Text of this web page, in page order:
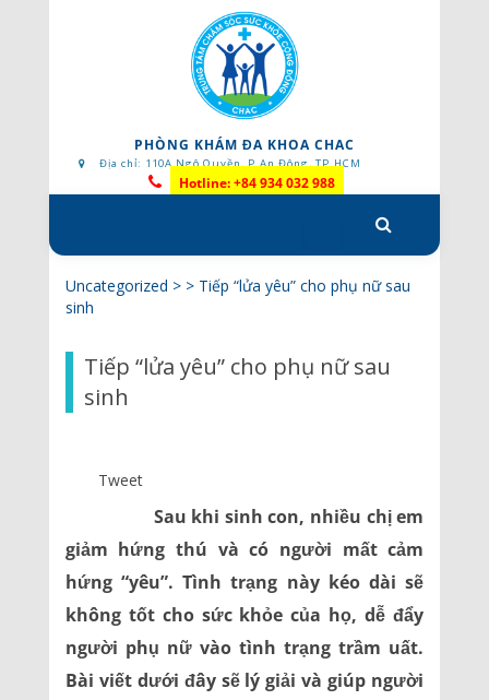
PHÒNG KHÁM ĐA KHOA CHAC
Địa chỉ: 110A Ngô Quyền, P.An Đông, TP.HCM
Hotline: +84 934 032 988
to
content
Uncategorized > > Tiếp “lửa yêu” cho phụ nữ sau
sinh
Tiếp “lửa yêu” cho phụ nữ sau
sinh
Tweet
Sau khi sinh con, nhiều chị em
giảm hứng thú và có người mất cảm
hứng “yêu”. Tình trạng này kéo dài sẽ
không tốt cho sức khỏe của họ, dễ đẩy
người phụ nữ vào tình trạng trầm uất.
Bài viết dưới đây sẽ lý giải và giúp người